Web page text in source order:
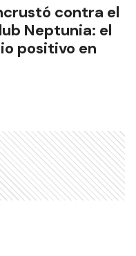
contra el
Neptunia: el
positivo en